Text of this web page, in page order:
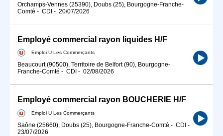
Orchamps-Vennes (25390), Doubs (25), Bourgogne-Franche-
Comté - CDI - 20/07/2026
Employé commercial rayon liquides H/F
Emploi U Les Commerçants
Beaucourt (90500), Territoire de Belfort (90), Bourgogne-
Franche-Comté - CDI - 02/08/2026
Employé commercial rayon BOUCHERIE H/F
Emploi U Les Commerçants
Saône (25660), Doubs (25), Bourgogne-Franche-Comté - CDI -
23/07/2026